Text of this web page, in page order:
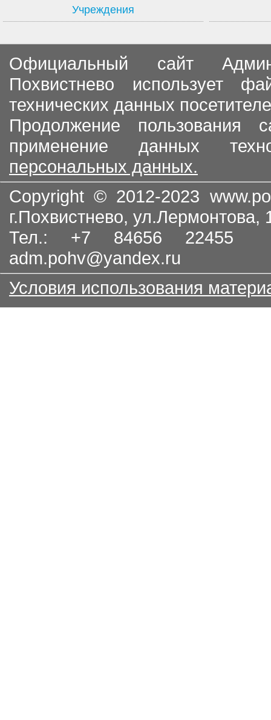
Учреждения
Официальный сайт
Похвистнево использует
технических данных
Продолжение пользования
применение данных
персональных данных.
Copyright © 2012-2023
г.Похвистнево, ул.Лермонтова,
Тел.: +7 84656
adm.pohv@yandex.ru
Условия использования